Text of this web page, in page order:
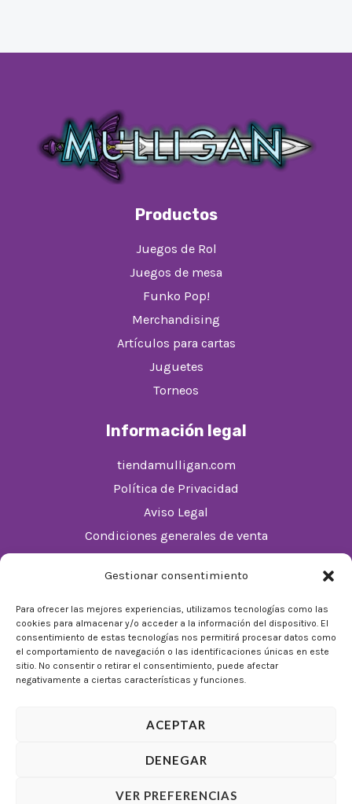
Gestionar consentimiento
Para ofrecer las mejores experiencias, utilizamos tecnologías como las
cookies para almacenar y/o acceder a la información del dispositivo. El
consentimiento de estas tecnologías nos permitirá procesar datos como
el comportamiento de navegación o las identificaciones únicas en este
sitio. No consentir o retirar el consentimiento, puede afectar
negativamente a ciertas características y funciones.
ACEPTAR
DENEGAR
VER PREFERENCIAS
Productos
Juegos de Rol
Juegos de mesa
Funko Pop!
Merchandising
Artículos para cartas
Juguetes
Torneos
Información legal
tiendamulligan.com
Política de Privacidad
Aviso Legal
Condiciones generales de venta
De Lunes a Domingos de 10:00 a 22:00
Festivos sujetos al horario del Málaga Factory
© 2026 Tienda Mulligan │ Desarrollado por